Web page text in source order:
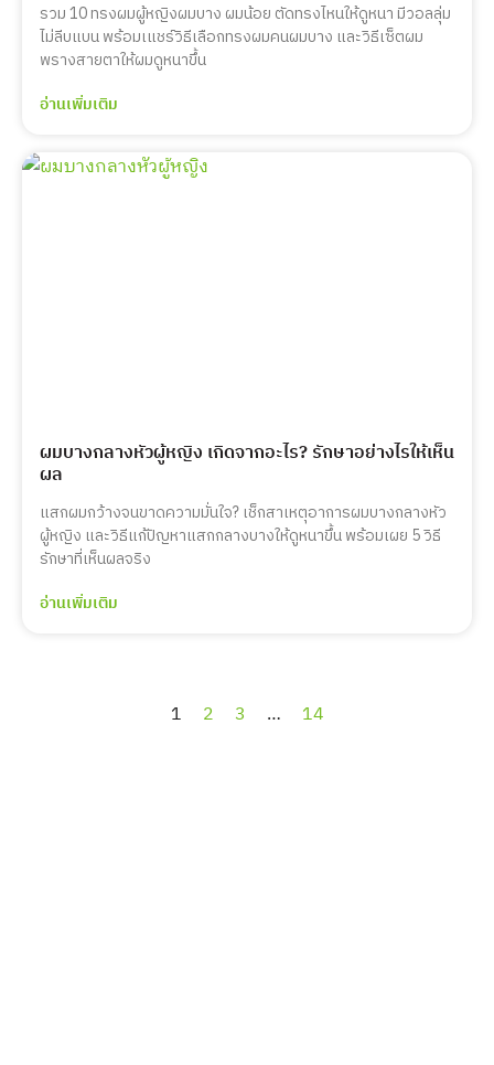
รวม 10 ทรงผมผู้หญิงผมบาง ผมน้อย ตัดทรงไหนให้ดูหนา มีวอลลุ่ม
ไม่ลีบแบน พร้อมเแชร์วิธีเลือกทรงผมคนผมบาง และวิธีเซ็ตผม
พรางสายตาให้ผมดูหนาขึ้น
อ่านเพิ่มเติม
ผมบางกลางหัวผู้หญิง เกิดจากอะไร? รักษาอย่างไรให้เห็น
ผล
แสกผมกว้างจนขาดความมั่นใจ? เช็กสาเหตุอาการผมบางกลางหัว
ผู้หญิง และวิธีแก้ปัญหาแสกกลางบางให้ดูหนาขึ้น พร้อมเผย 5 วิธี
รักษาที่เห็นผลจริง
อ่านเพิ่มเติม
1 2 3 … 14